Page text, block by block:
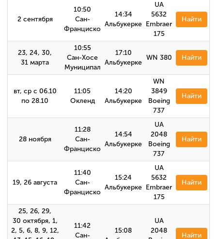
2 сентября
10:50
Сан-
Франциско
14:34
Альбукерке
UA
5632
Embraer
175
Найти
23, 24, 30,
31 марта
10:55
Сан-Хосе
Муниципал
17:10
Альбукерке
WN 380 Найти
вт, ср с 06.10
по 28.10
11:05
Окленд
14:20
Альбукерке
WN
3849
Boeing
737
Найти
28 ноября
11:28
Сан-
Франциско
14:54
Альбукерке
UA
2048
Boeing
737
Найти
19, 26 августа
11:40
Сан-
Франциско
15:24
Альбукерке
UA
5632
Embraer
175
Найти
25, 26, 29,
30 октября, 1,
2, 5, 6, 8, 9, 12,
11:42
Сан-
15:08
UA
2048
Найти